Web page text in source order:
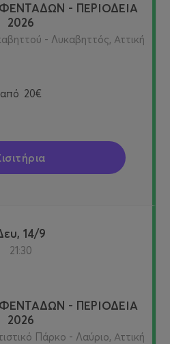
- ΠΕΡΙΟΔΕΙΑ
2026
- Λυκαβηττός, Αττική
από 20€
Δευ, 14/9
21:30
- ΠΕΡΙΟΔΕΙΑ
2026
Πάρκο - Λαύριο, Αττική